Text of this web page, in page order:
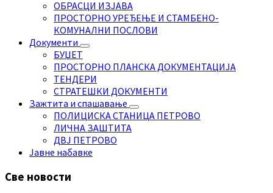
ОБРАСЦИ ИЗЈАВА
ПРОСТОРНО УРЕЂЕЊЕ И СТАМБЕНО-
КОМУНАЛНИ ПОСЛОВИ
Документи
БУЏЕТ
ПРОСТОРНО ПЛАНСКА ДОКУМЕНТАЦИЈА
ТЕНДЕРИ
СТРАТЕШКИ ДОКУМЕНТИ
Зажтита и спашавање
ПОЛИЦИСКА СТАНИЦА ПЕТРОВО
ЛИЧНА ЗАШТИТА
ДВЈ ПЕТРОВО
Јавне набавке
Све новости